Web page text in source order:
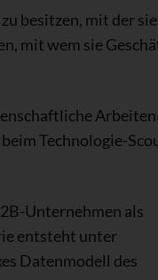
besitzen, mit der sie
mit wem sie
Arbeiten
Technologie-
Unternehmen als
entsteht unter
Datenmodell des